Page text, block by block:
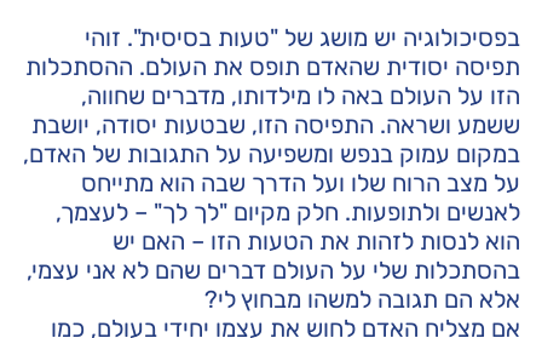
בפסיכולוגיה יש מושג של "טעות בסיסית". זוהי
תפיסה יסודית שהאדם תופס את העולם. ההסתכלות
הזו על העולם באה לו מילדותו, מדברים שחווה,
ששמע ושראה. התפיסה הזו, שבטעות יסודה, יושבת
במקום עמוק בנפש ומשפיעה על התגובות של האדם,
על מצב הרוח שלו ועל הדרך שבה הוא מתייחס
לאנשים ולתופעות. חלק מקיום "לך לך" – לעצמך,
הוא לנסות לזהות את הטעות הזו – האם יש
בהסתכלות שלי על העולם דברים שהם לא אני עצמי,
אלא הם תגובה למשהו מבחוץ לי?
אם מצליח האדם לחוש את עצמו יחידי בעולם, כמו